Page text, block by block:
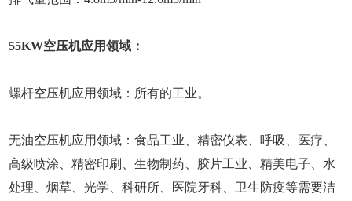
55KW空压机应用领域：
螺杆空压机应用领域：所有的工业。
无油空压机应用领域：食品工业、精密仪表、呼吸、医疗、
高级喷涂、精密印刷、生物制药、胶片工业、精美电子、水
处理、烟草、光学、科研所、医院牙科、卫生防疫等需要洁